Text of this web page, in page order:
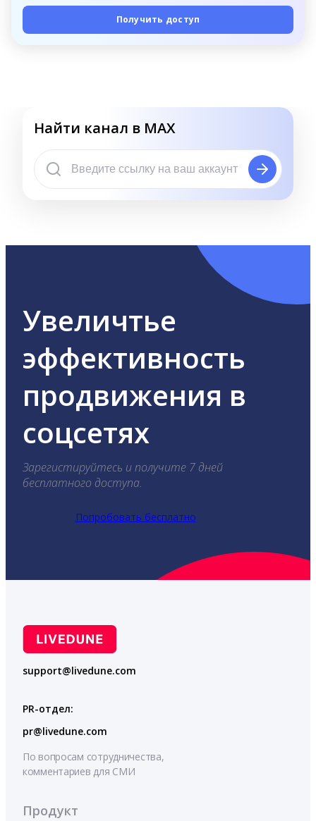
Получить доступ
Найти канал в MAX
Увеличтье
эффективность
продвижения в
соцсетях
Зарегистируйтесь и получите 7 дней
бесплатного доступа.
Попробовать бесплатно
support@livedune.com
PR-отдел:
pr@livedune.com
По вопросам сотрудничества,
комментариев для СМИ
Продукт